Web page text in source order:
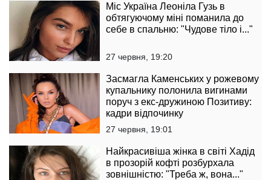
Міс Україна Леоніла Гузь в
обтягуючому міні поманила до
себе в спальню: "Чудове тіло і..."
27 червня, 19:20
Засмагла Каменських у рожевому
купальнику полонила вигинами
поруч з екс-дружиною Позитиву:
кадри відпочинку
27 червня, 19:01
Найкрасивіша жінка в світі Хадід
в прозорій кофті розбурхала
зовнішністю: "Треба ж, вона..."